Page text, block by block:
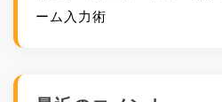
ーム入力術